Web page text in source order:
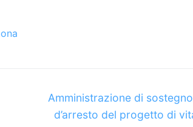
Articolo
successivo:
Amministrazione di
d’arresto del progetto di